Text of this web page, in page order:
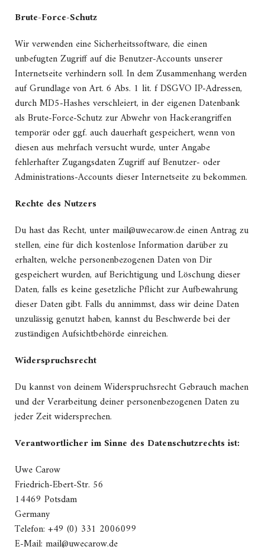
Brute-Force-Schutz
Wir verwenden eine Sicherheitssoftware, die einen
unbefugten Zugriff auf die Benutzer-Accounts unserer
Internetseite verhindern soll. In dem Zusammenhang werden
auf Grundlage von Art. 6 Abs. 1 lit. f DSGVO IP-Adressen,
durch MD5-Hashes verschleiert, in der eigenen Datenbank
als Brute-Force-Schutz zur Abwehr von Hackerangriffen
temporär oder ggf. auch dauerhaft gespeichert, wenn von
diesen aus mehrfach versucht wurde, unter Angabe
fehlerhafter Zugangsdaten Zugriff auf Benutzer- oder
Administrations-Accounts dieser Internetseite zu bekommen.
Rechte des Nutzers
Du hast das Recht, unter mail@uwecarow.de einen Antrag zu
stellen, eine für dich kostenlose Information darüber zu
erhalten, welche personenbezogenen Daten von Dir
gespeichert wurden, auf Berichtigung und Löschung dieser
Daten, falls es keine gesetzliche Pflicht zur Aufbewahrung
dieser Daten gibt. Falls du annimmst, dass wir deine Daten
unzulässig genutzt haben, kannst du Beschwerde bei der
zuständigen Aufsichtbehörde einreichen.
Widerspruchsrecht
Du kannst von deinem Widerspruchsrecht Gebrauch machen
und der Verarbeitung deiner personenbezogenen Daten zu
jeder Zeit widersprechen.
Verantwortlicher im Sinne des Datenschutzrechts ist:
Uwe Carow
Friedrich-Ebert-Str. 56
14469 Potsdam
Germany
Telefon: +49 (0) 331 2006099
E-Mail: mail@uwecarow.de